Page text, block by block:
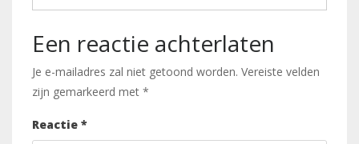
Een reactie achterlaten
Je e-mailadres zal niet getoond worden. Vereiste velden
zijn gemarkeerd met *
Reactie *